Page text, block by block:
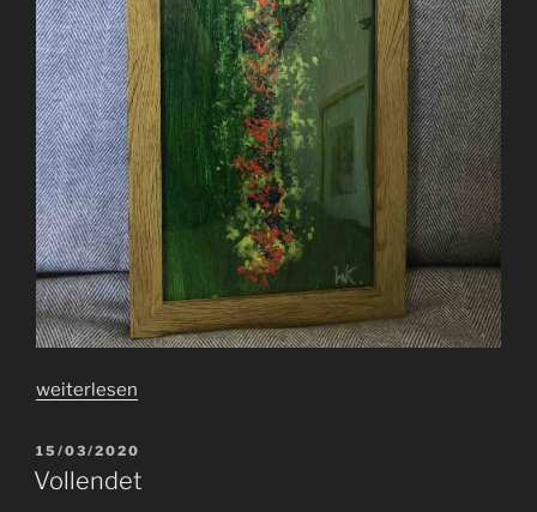
„Grüne
weiterlesen
VERÖFFENTLICHT
AM
15/03/2020
Vollendet